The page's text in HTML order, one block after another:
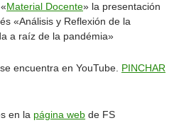
Material Docente» la presentación
«Análisis y Reflexión de la
a raíz de la pandémia»
encuentra en YouTube. PINCHAR
en la página web de FS